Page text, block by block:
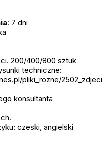
: 7 dni
200/400/800 sztuk
techniczne:
pliki_rozne/
konsultanta
czeski, angielski